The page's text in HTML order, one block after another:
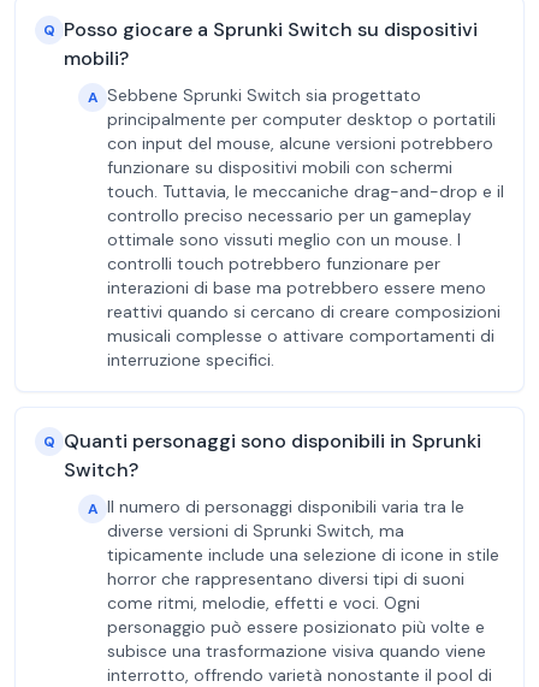
Q Posso giocare a Sprunki Switch su dispositivi
mobili?
A Sebbene Sprunki Switch sia progettato
principalmente per computer desktop o portatili
con input del mouse, alcune versioni potrebbero
funzionare su dispositivi mobili con schermi
touch. Tuttavia, le meccaniche drag-and-drop e il
controllo preciso necessario per un gameplay
ottimale sono vissuti meglio con un mouse. I
controlli touch potrebbero funzionare per
interazioni di base ma potrebbero essere meno
reattivi quando si cercano di creare composizioni
musicali complesse o attivare comportamenti di
interruzione specifici.
Q Quanti personaggi sono disponibili in Sprunki
Switch?
A Il numero di personaggi disponibili varia tra le
diverse versioni di Sprunki Switch, ma
tipicamente include una selezione di icone in stile
horror che rappresentano diversi tipi di suoni
come ritmi, melodie, effetti e voci. Ogni
personaggio può essere posizionato più volte e
subisce una trasformazione visiva quando viene
interrotto, offrendo varietà nonostante il pool di